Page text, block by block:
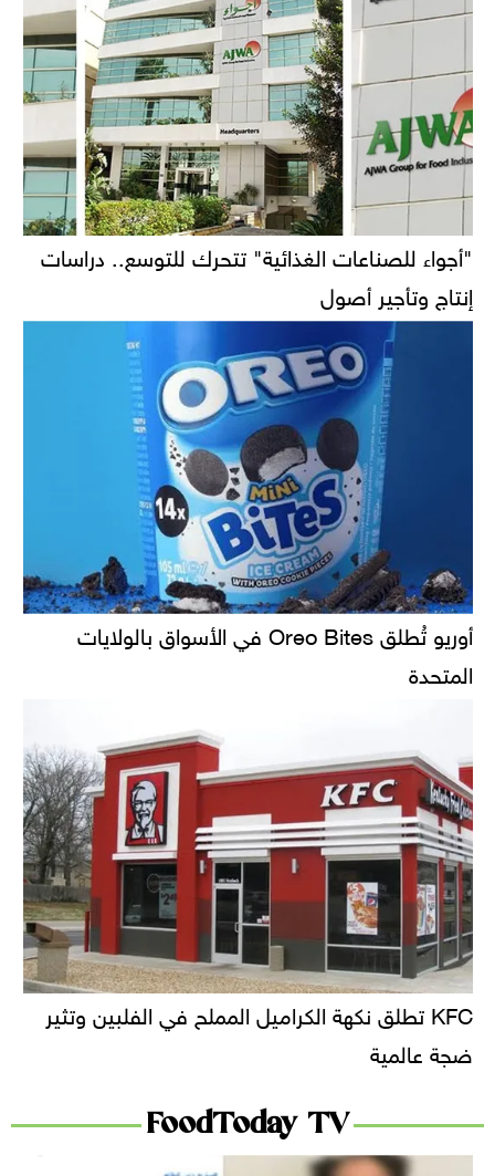
"أجواء للصناعات الغذائية" تتحرك للتوسع.. دراسات
إنتاج وتأجير أصول
أوريو تُطلق Oreo Bites في الأسواق بالولايات
المتحدة
KFC تطلق نكهة الكراميل المملح في الفلبين وتثير
ضجة عالمية
FoodToday TV